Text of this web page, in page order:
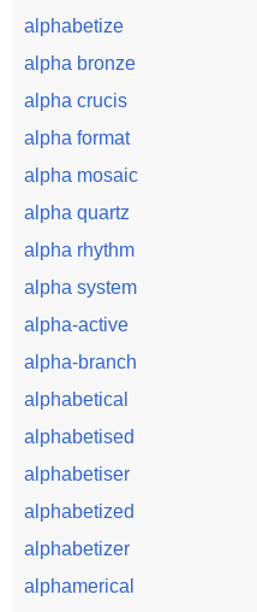
alphabetize
alpha bronze
alpha crucis
alpha format
alpha mosaic
alpha quartz
alpha rhythm
alpha system
alpha-active
alpha-branch
alphabetical
alphabetised
alphabetiser
alphabetized
alphabetizer
alphamerical